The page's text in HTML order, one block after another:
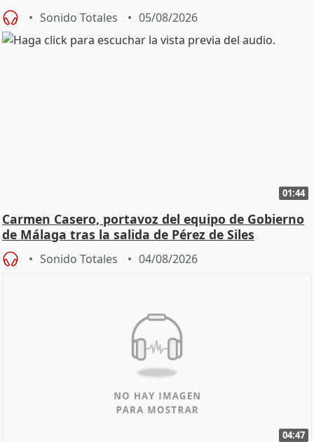
Sonido Totales 05/08/2026
01:44
Carmen Casero, portavoz del equipo de Gobierno
de Málaga tras la salida de Pérez de Siles
Sonido Totales 04/08/2026
04:47